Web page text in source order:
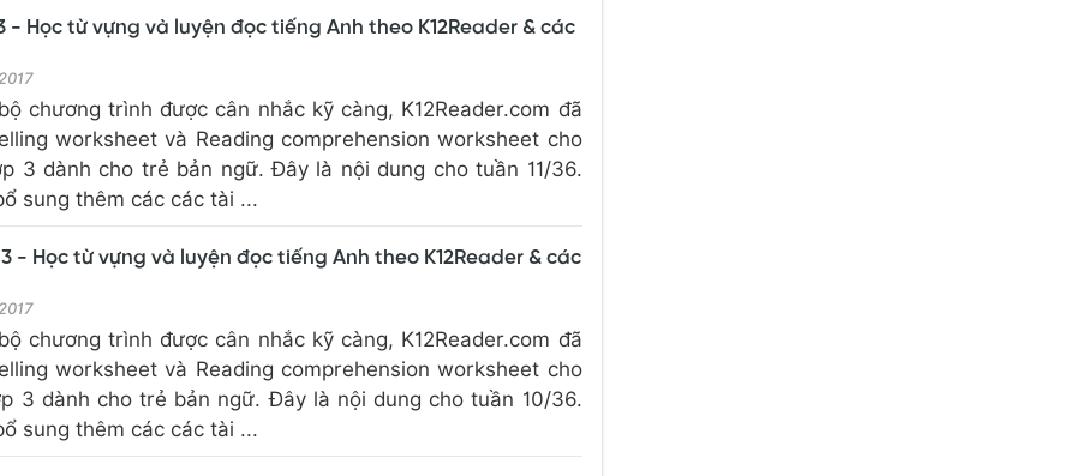
- Học từ vựng và luyện đọc tiếng Anh theo K12Reader & các
chương trình được cân nhắc kỹ càng, K12Reader.com đã
worksheet và Reading comprehension worksheet cho
3 dành cho trẻ bản ngữ. Đây là nội dung cho tuần 11/36.
sung thêm các các tài ...
- Học từ vựng và luyện đọc tiếng Anh theo K12Reader & các
chương trình được cân nhắc kỹ càng, K12Reader.com đã
worksheet và Reading comprehension worksheet cho
3 dành cho trẻ bản ngữ. Đây là nội dung cho tuần 10/36.
sung thêm các các tài ...